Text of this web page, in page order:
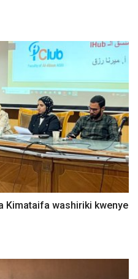
Kimataifa washiriki kwenye